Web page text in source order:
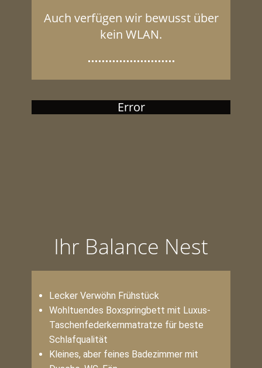
Auch verfügen wir bewusst über
kein WLAN.
Error
Ihr Balance Nest
Lecker Verwöhn Frühstück
Wohltuendes Boxspringbett mit Luxus-
Taschenfederkernmatratze für beste
Schlafqualität
Kleines, aber feines Badezimmer mit